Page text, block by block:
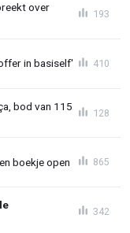
over
193
in basiself' 410
bod van 115
128
boekje open 865
342